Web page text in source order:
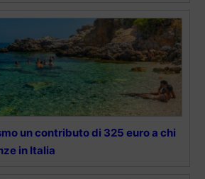
un contributo di 325 euro a chi
in Italia